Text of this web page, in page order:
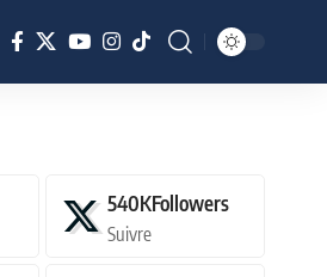
540KFollowers
Suivre